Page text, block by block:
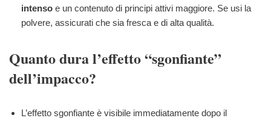
intenso e un contenuto di principi attivi maggiore. Se usi la
polvere, assicurati che sia fresca e di alta qualità.
Quanto dura l’effetto “sgonfiante”
dell’impacco?
L’effetto sgonfiante è visibile immediatamente dopo il